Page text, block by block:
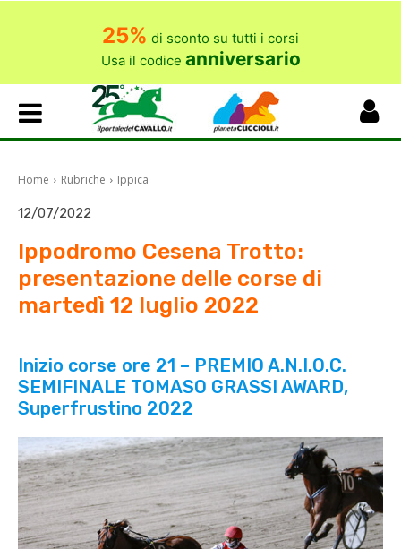
25% di sconto su tutti i corsi
Usa il codice anniversario
Home Rubriche Ippica
12/07/2022
Ippodromo Cesena Trotto:
presentazione delle corse di
martedì 12 luglio 2022
Inizio corse ore 21 – PREMIO A.N.I.O.C.
SEMIFINALE TOMASO GRASSI AWARD,
Superfrustino 2022